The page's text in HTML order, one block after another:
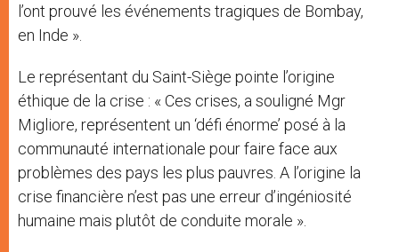
l’ont prouvé les événements tragiques de Bombay,
en Inde ».
Le représentant du Saint-Siège pointe l’origine
éthique de la crise : « Ces crises, a souligné Mgr
Migliore, représentent un ‘défi énorme’ posé à la
communauté internationale pour faire face aux
problèmes des pays les plus pauvres. A l’origine la
crise financière n’est pas une erreur d’ingéniosité
humaine mais plutôt de conduite morale ».